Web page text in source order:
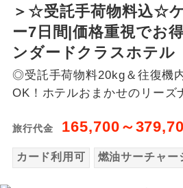
＞☆受託手荷物料込☆
ー7日間|価格重視でお
ンダードクラスホテル
◎受託手荷物料20kg＆往復機
OK！ホテルおまかせのリー
旅行代金 165,700～
カード利用可 燃油サーチャー
歳未満）690円
【旅客保安サービス料】
大人（12歳以上）700円、
旅行代金に各国空港の旅客
当ツアーは日程表に記載
なく、各地より下記追加
鉄道などを利用しご参加い
ご同行者様が異なる発着
は、当社予約センターま
バスガイド乗
務
バスガイドが乗
があります。
新コース
ユネスコに登
温泉地にも宿